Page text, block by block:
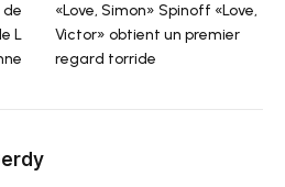
de
L
«Love, Simon» Spinoff «Love,
Victor» obtient un premier
regard torride